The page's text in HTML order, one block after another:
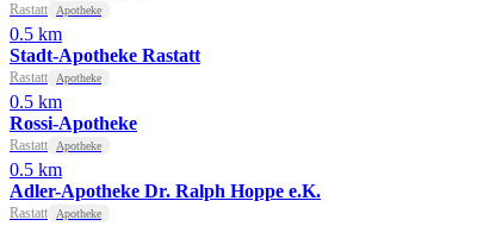
Rastatt Apotheke
0.5 km
Stadt-Apotheke Rastatt
Rastatt Apotheke
0.5 km
Rossi-Apotheke
Rastatt Apotheke
0.5 km
Adler-Apotheke Dr. Ralph Hoppe e.K.
Rastatt Apotheke